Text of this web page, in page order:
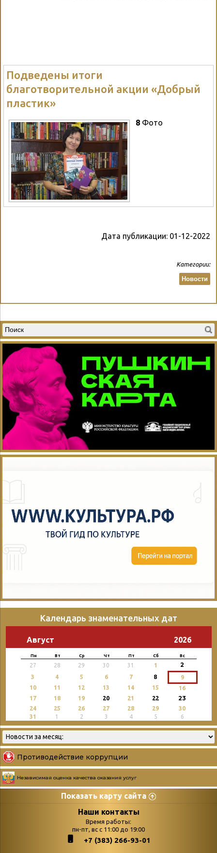
Подведены итоги
благотворительной акции «Добрый
пластик»
8 Фото
Дата публикации: 01-12-2022
Категории:
Новости
Календарь знаменательных дат
Август 2026
Пн Вт Ср Чт Пт Сб Вс
27 28 29 30 31 1 2
3 4 5 6 7 8
9
10
11 12 13 14 15
16
17
18 19 20 21 22 23
24 25 26 27 28 29
30
31
1 2 3 4 5 6
Противодействие коррупции
Независимая оценка качества оказания услуг
Показать карту сайта
Страницы
podvedenie-itogov-festivalya-
поступлений
Наши контакты
Время работы:
пн-пт, вс с 11:00 до 19:00
+7 (383) 266-93-01